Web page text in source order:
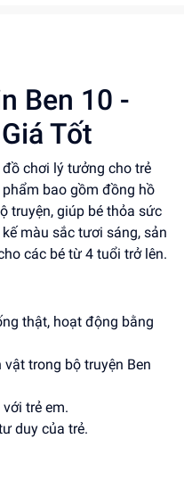
Ben 10 -
Tốt
chơi lý tưởng cho trẻ
phẩm bao gồm đồng hồ
truyện, giúp bé thỏa sức
màu sắc tươi sáng, sản
các bé từ 4 tuổi trở lên.
thật, hoạt động bằng
trong bộ truyện Ben
trẻ em.
duy của trẻ.